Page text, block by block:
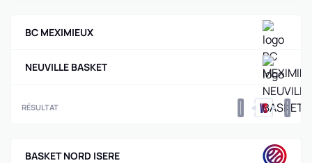
BC MEXIMIEUX
NEUVILLE BASKET
RÉSULTAT 0 0
BASKET NORD ISERE